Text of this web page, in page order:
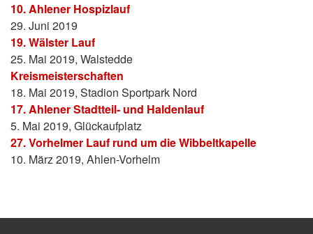
10. Ahlener Hospizlauf
29. Juni 2019
19. Wälster Lauf
25. Mai 2019, Walstedde
Kreismeisterschaften
18. Mai 2019, Stadion Sportpark Nord
17. Ahlener Stadtteil- und Haldenlauf
5. Mai 2019, Glückaufplatz
27. Vorhelmer Lauf rund um die Wibbeltkapelle
10. März 2019, Ahlen-Vorhelm